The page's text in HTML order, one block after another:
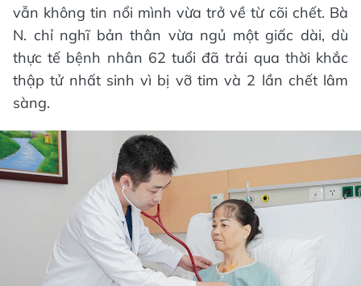
vẫn không tin nổi mình vừa trở về từ cõi chết. Bà
N. chỉ nghĩ bản thân vừa ngủ một giấc dài, dù
thực tế bệnh nhân 62 tuổi đã trải qua thời khắc
thập tử nhất sinh vì bị vỡ tim và 2 lần chết lâm
sàng.